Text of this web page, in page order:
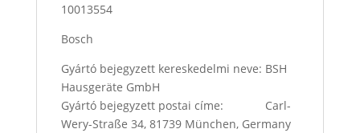
10013554
Bosch
Gyártó bejegyzett kereskedelmi neve: BSH
Hausgeräte GmbH
Gyártó bejegyzett postai címe: Carl-
Wery-Straße 34, 81739 München, Germany